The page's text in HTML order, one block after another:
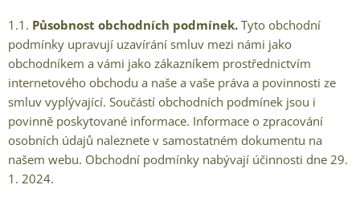
1.1. Působnost obchodních podmínek. Tyto obchodní
podmínky upravují uzavírání smluv mezi námi jako
obchodníkem a vámi jako zákazníkem prostřednictvím
internetového obchodu a naše a vaše práva a povinnosti ze
smluv vyplývající. Součástí obchodních podmínek jsou i
povinně poskytované informace. Informace o zpracování
osobních údajů naleznete v samostatném dokumentu na
našem webu. Obchodní podmínky nabývají účinnosti dne 29.
1. 2024.